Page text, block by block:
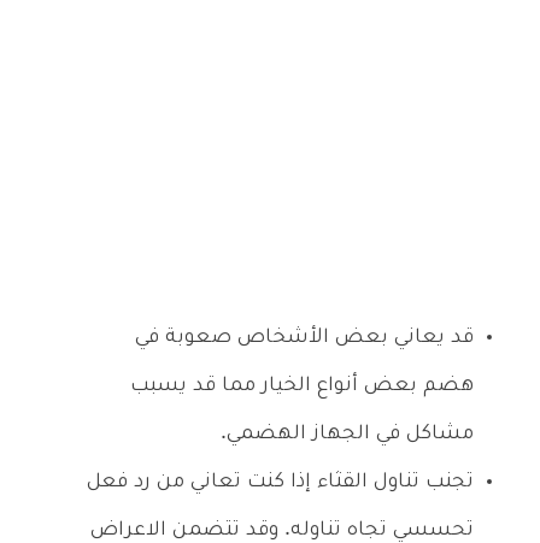
قد يعاني بعض الأشخاص صعوبة في
هضم بعض أنواع الخيار مما قد يسبب
مشاكل في الجهاز الهضمي.
تجنب تناول القثاء إذا كنت تعاني من رد فعل
تحسسي تجاه تناوله. وقد تتضمن الاعراض